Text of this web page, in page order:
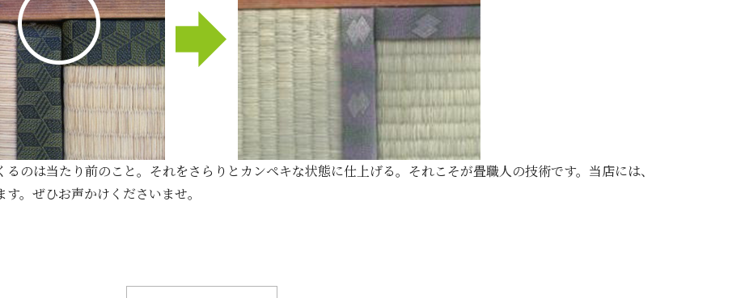
のは当たり前のこと。それをさらりとカンペキな状態に仕上げる。それこそが畳職人の技術です。当店には、
。ぜひお声かけくださいませ。